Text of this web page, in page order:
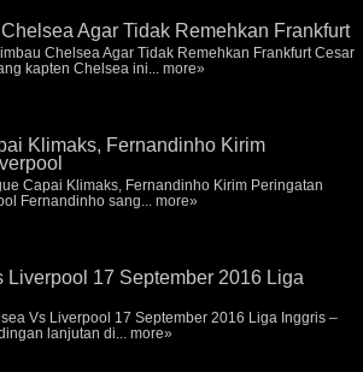
Agar Tidak Remehkan Frankfurt
Chelsea Agar Tidak Remehkan Frankfurt Cesar
kapten Chelsea ini... more»
Klimaks, Fernandinho Kirim
Capai Klimaks, Fernandinho Kirim Peringatan
Fernandinho sang... more»
Liverpool 17 September 2016 Liga
Vs Liverpool 17 September 2016 Liga Inggris –
lanjutan di... more»